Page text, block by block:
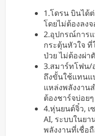
1.โดรน บินได้
โดยไม่ต้องลง
2.อุปกรณ์การแ
กระตุ้นหัวใจ ที่
ป่วย ไม่ต้องผ่า
3.สมาร์ทโฟน/
ถึงขั้นใช้แทนแ
แหล่งพลังงาน
ต้องชาร์จบ่อยๆ
4.หุ่นยนต์จิ๋ว,
AI, ระบบในย
พลังงานที่เชื่อ